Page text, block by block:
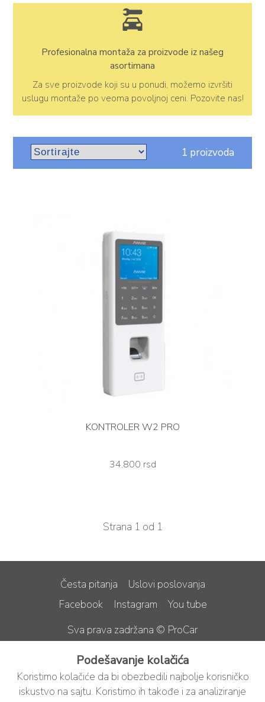
Profesionalna montaža za proizvode iz našeg
asortimana
Za sve proizvode koji su u ponudi, možemo izvršiti
uslugu montaže po veoma povoljnoj ceni. Pozovite nas!
1 proizvoda
KONTROLER W2 PRO
34,800 rsd
Strana 1 od 1
Česta pitanja
Uslovi poslovanja
Facebook
Instagram
You tube
Sva prava zadržana © ProCar
Podešavanje kolačića
Koristimo kolačiće da bi obezbedili najbolje korisničko
iskustvo na sajtu. Koristimo ih takođe i za analiziranje